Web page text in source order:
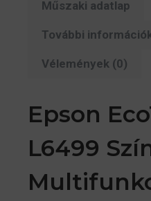
Műszaki adatlap
További
Vélemények (0)
Epson
L6499